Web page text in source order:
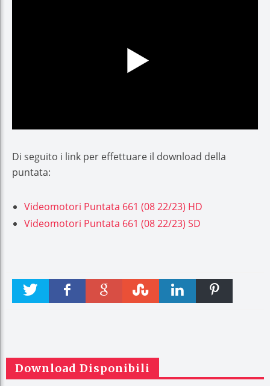
Di seguito i link per effettuare il download della
puntata:
Videomotori Puntata 661 (08 22/23) HD
Videomotori Puntata 661 (08 22/23) SD
Download Disponibili